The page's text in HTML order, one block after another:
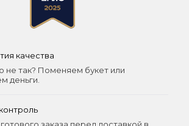
качества
не так? Поменяем букет или
деньги.